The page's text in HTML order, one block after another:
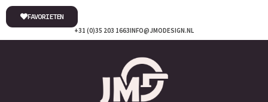
INFO@JMODESIGN.NL
+31 (0)35 203 1663
FAVORIETEN